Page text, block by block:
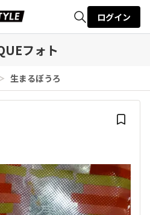
検索
ログイン
フォト
生まるぼうろ